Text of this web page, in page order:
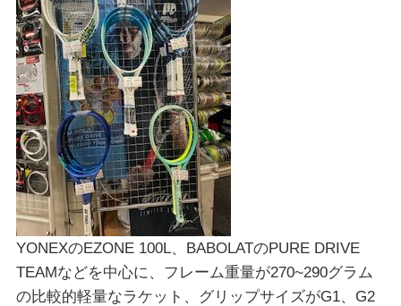
YONEXのEZONE 100L、BABOLATのPURE DRIVE
TEAMなどを中心に、フレーム重量が270~290グラム
の比較的軽量なラケット、グリップサイズがG1、G2